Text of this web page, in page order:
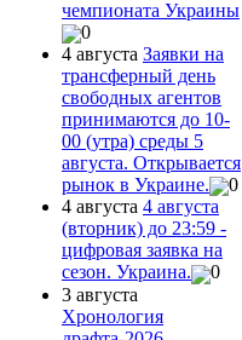
чемпионата Украины
0
4 августа Заявки на
трансферный день
свободных агентов
принимаются до 10-
00 (утра) среды 5
августа. Открывается
рынок в Украине.
0
4 августа 4 августа
(вторник) до 23:59 -
цифровая заявка на
сезон. Украина.
0
3 августа
Хронология